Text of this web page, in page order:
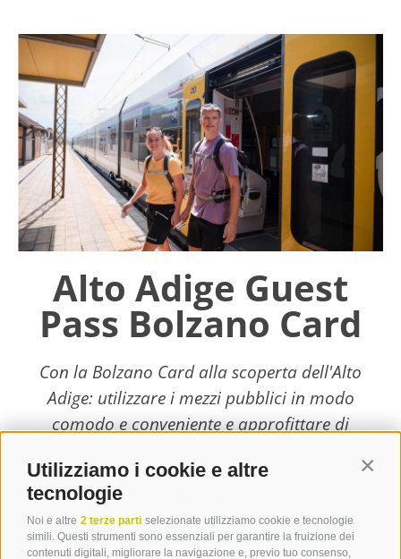
Utilizziamo i cookie e altre
tecnologie
Noi e altre 2 terze parti selezionate utilizziamo cookie e tecnologie
simili. Questi strumenti sono essenziali per garantire la fruizione dei
contenuti digitali, migliorare la navigazione e, previo tuo consenso,
Alto Adige Guest
Pass Bolzano Card
Con la Bolzano Card alla scoperta dell'Alto
Adige: utilizzare i mezzi pubblici in modo
comodo e conveniente e approfittare di